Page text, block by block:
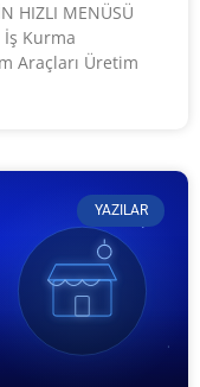
HIZLI MENÜSÜ
İş Kurma
Araçları Üretim
YAZILAR